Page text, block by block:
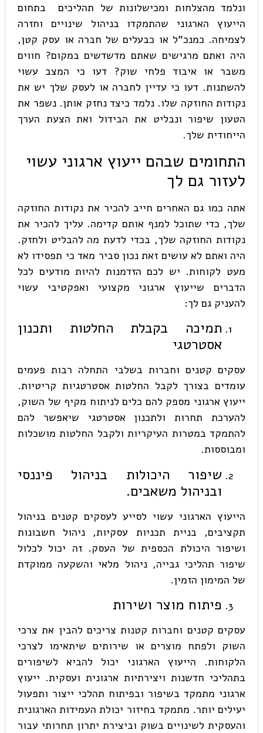
ונלמד מהצלחות ומכישלונות של תהליכים בתחום
הייעוץ הארגוני שהתמקדו בניהול שינויים וחזרה
לצמיחה. כמנכ"ל או כבעלים של חברה או עסק קטן,
היה ואתם מרגישים שאתם מדשדשים במקום? חווים
משבר או איבוד פלחי שוק? דעו כי המצב עשוי
להשתנות. דעו כי עדיין לחברה או לעסק שלך יש את
נקודות החוזקה שלו. נלמד כיצד נחזק אותן. נשפר את
הטעון שיפור ונבליט את הבידול ואת הצעת הערך
הייחודית שלך.
התחומים שבהם ייעוץ ארגוני עשוי
לעזור גם לך
אתה כמו גם האחרים חייב להכיר את נקודות החוזקה
שלך, כדי שתוכל למנף אותם קדימה. עליך להכיר את
נקודות החוזקה שלך, בכדי לדעת מה להבליט ולחזק.
היה ואתם לא עושים זאת נכון סביר מאד כי תפסידו לא
מעט לקוחות. יש לכם הזדמנות להיות מודעים לכל
הדברים שייעוץ ארגוני מקצועי ואפקטיבי עשוי
להעניק גם לך:
תמיכה בקבלת החלטות ותכנון
אסטרטגי
עסקים קטנים וחברות בשלבי התחלה רבות פעמים
עומדים בצורך לקבל החלטות אסטרטגיות קריטיות.
ייעוץ ארגוני מספק להם כלים לניתוח מקיף של השוק,
להערכת תחרות ולתכנון אסטרטגי שיאפשר להם
להתמקד במטרות העיקריות ולקבל החלטות מושכלות
ומבוססות.
שיפור היכולות בניהול פיננסי
ובניהול משאבים.
הייעוץ הארגוני עשוי לסייע לעסקים קטנים בניהול
תקציבים, בניית תכניות עסקיות, ניהול חשבונות
ושיפור היכולת הכספית של העסק. זה יכול לכלול
שיפור תהליכי גבייה, ניהול מלאי והשקעה ממוקדת
של המימון הזמין.
פיתוח מוצר ושירות
עסקים קטנים וחברות קטנות צריכים להבין את צרכי
השוק ולפתח מוצרים או שירותים שיתאימו לצרכי
הלקוחות. הייעוץ הארגוני יכול להביא לשיפורים
בתהליכי חדשנות ויצירתיות ארגונית ועסקית. ייעוץ
ארגוני מתמקד בשיפור ובפיתוח תהלכי ייצור ותפעול
יעילים יותר. מתמקד בחיזור יכולת העמידות הארגונית
והעסקית לשינויים בשוק וביצירת יתרון תחרותי עבור